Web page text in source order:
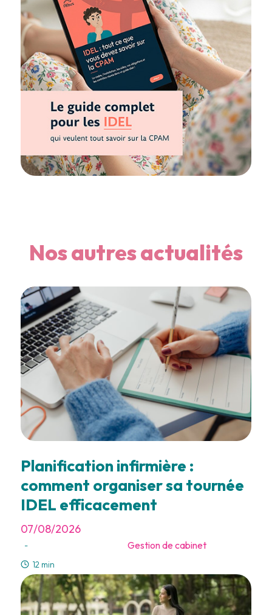
Nos autres actualités
Planification infirmière :
comment organiser sa tournée
IDEL efficacement
07/08/2026
- Gestion de cabinet
12 min